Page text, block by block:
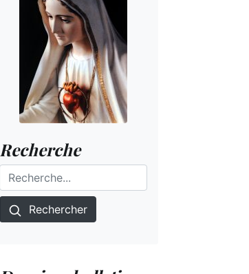
Recherche
Rechercher